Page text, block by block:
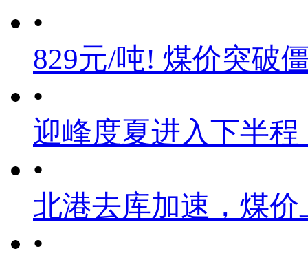
•
829元/吨! 煤价突破
•
迎峰度夏进入下半
•
北港去库加速，煤
•